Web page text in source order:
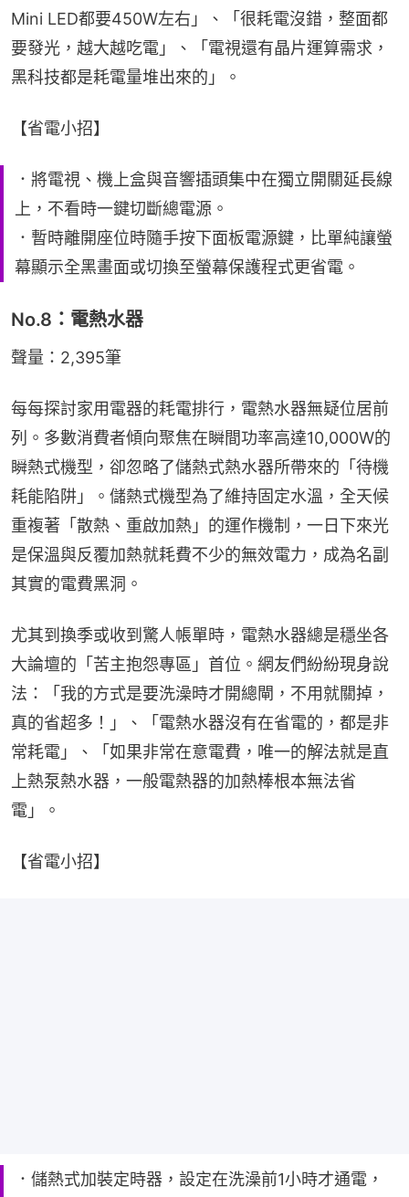
Mini LED都要450W左右」、「很耗電沒錯，整面都
要發光，越大越吃電」、「電視還有晶片運算需求，
黑科技都是耗電量堆出來的」。
【省電小招】
．將電視、機上盒與音響插頭集中在獨立開關延長線
上，不看時一鍵切斷總電源。
．暫時離開座位時隨手按下面板電源鍵，比單純讓螢
幕顯示全黑畫面或切換至螢幕保護程式更省電。
No.8：電熱水器
聲量：2,395筆
每每探討家用電器的耗電排行，電熱水器無疑位居前
列。多數消費者傾向聚焦在瞬間功率高達10,000W的
瞬熱式機型，卻忽略了儲熱式熱水器所帶來的「待機
耗能陷阱」。儲熱式機型為了維持固定水溫，全天候
重複著「散熱、重啟加熱」的運作機制，一日下來光
是保溫與反覆加熱就耗費不少的無效電力，成為名副
其實的電費黑洞。
尤其到換季或收到驚人帳單時，電熱水器總是穩坐各
大論壇的「苦主抱怨專區」首位。網友們紛紛現身說
法：「我的方式是要洗澡時才開總閘，不用就關掉，
真的省超多！」、「電熱水器沒有在省電的，都是非
常耗電」、「如果非常在意電費，唯一的解法就是直
上熱泵熱水器，一般電熱器的加熱棒根本無法省
電」。
【省電小招】
．儲熱式加裝定時器，設定在洗澡前1小時才通電，